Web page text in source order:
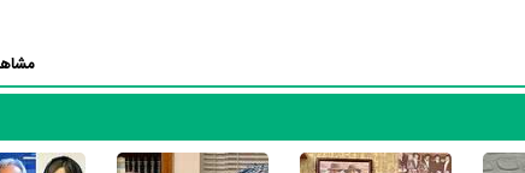
بازی گرفتن از این تعداد بازیگر و مدیریت آنها کار بسیار دشواری بوده
همچنین تیم بازیگری خائن کشی توانسته‌اند در این زمینه موفق باشند و
و نادر فلاحاشاره کرد.